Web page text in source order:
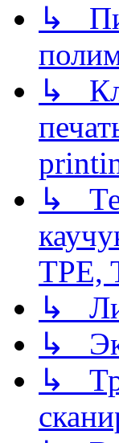
↳
↳
↳
TPE,
↳
↳
↳